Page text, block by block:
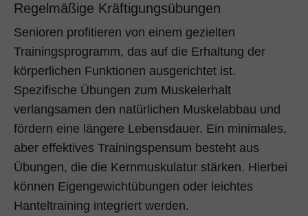
Regelmäßige Kräftigungsübungen
Senioren profitieren von einem gezielten
Trainingsprogramm, das auf die Erhaltung der
körperlichen Funktionen ausgerichtet ist.
Spezifische Übungen zum Muskelerhalt
verlangsamen den natürlichen Muskelabbau und
fördern eine längere Lebensdauer. Ein minimales,
aber effektives Trainingspensum besteht aus
Übungen, die die Kernmuskulatur stärken. Hierbei
können Eigengewichtübungen oder leichtes
Hanteltraining integriert werden.